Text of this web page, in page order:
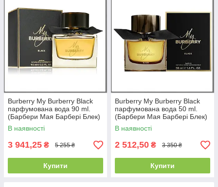
Burberry My Burberry Black
парфумована вода 90 ml.
(Барбери Мая Барбері Блек)
В наявності
3 941,25 ₴ 5 255 ₴
Купити
Burberry My Burberry Black
парфумована вода 50 ml.
(Барбери Мая Барбері Блек)
В наявності
2 512,50 ₴ 3 350 ₴
Купити